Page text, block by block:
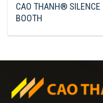
CAO THANH® SILENCE
BOOTH